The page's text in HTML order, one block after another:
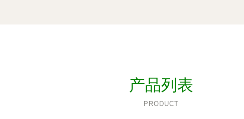
产品列表
PRODUCT